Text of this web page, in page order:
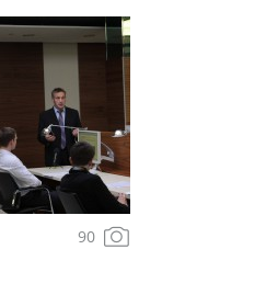
90